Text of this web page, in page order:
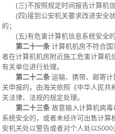
(三)不按照规定时间报告计算机
(四)接到公安机关要求改进安全
的；
(五)有危害计算机信息系统安全
第二十一条 计算机机房不符合
者在计算机机房附近施工危害计算机
有关单位进行处理。
第二十二条 运输、携带、邮寄
关申报的，由海关依照《中华人民共
关法律、法规的规定处理。
第二十三条 故意输入计算机病
系统安全的，或者未经许可出售计算
安机关处以警告或者对个人处以